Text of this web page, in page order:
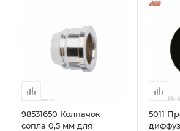
98531650 Колпачок
сопла 0,5 мм для
5011